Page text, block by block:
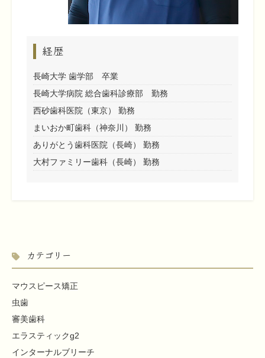
経歴
長崎大学 歯学部 卒業
長崎大学病院 総合歯科診療部 勤務
西砂歯科医院（東京） 勤務
まいおか町歯科（神奈川） 勤務
ありがとう歯科医院（長崎） 勤務
大村ファミリー歯科（長崎） 勤務
カテゴリー
マウスピース矯正
虫歯
審美歯科
エラスティックg2
インターナルブリーチ